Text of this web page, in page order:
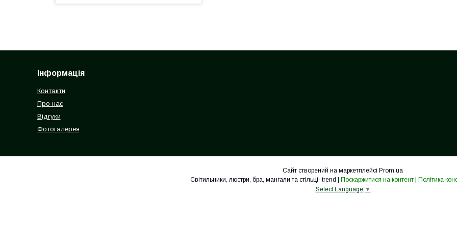
Інформація
Контакти
Про нас
Відгуки
Фотогалерея
Сайт створений на маркетплейсі Prom.ua
Cвітильники, люстри, бра, мангали та стільці- trend | Поскаржитися на контент | Політика
Select Language ▼